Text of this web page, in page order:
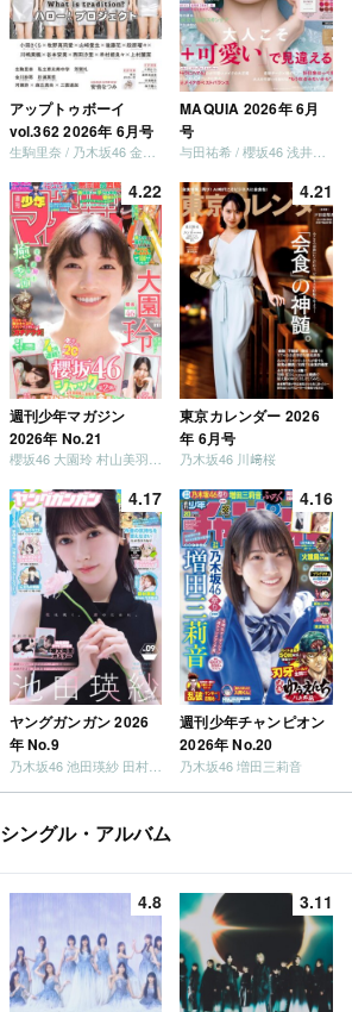
アップトゥボーイ
vol.362 2026年 6月号
生駒里奈 / 乃木坂46 金川紗耶 森平麗心
MAQUIA 2026年 6月
号
与田祐希 / 櫻坂46 浅井恋乃未
4.22
週刊少年マガジン
2026年 No.21
4.21
東京カレンダー 2026
年 6月号
乃木坂46 川﨑桜
4.17
ヤングガンガン 2026
年 No.9
乃木坂46 池田瑛紗 田村真佑
4.16
週刊少年チャンピオン
2026年 No.20
乃木坂46 増田三莉音
シングル・アルバム
4.8 3.11